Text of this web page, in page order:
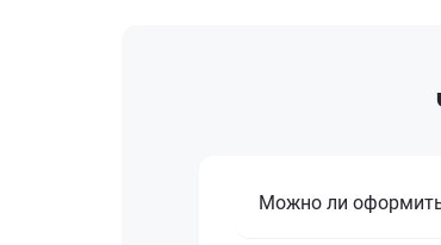
Можно ли